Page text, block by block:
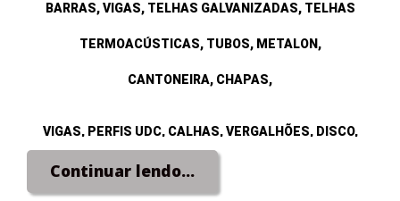
BARRAS, VIGAS, TELHAS GALVANIZADAS, TELHAS
TERMOACÚSTICAS, TUBOS, METALON,
CANTONEIRA, CHAPAS,
VIGAS, PERFIS UDC, CALHAS, VERGALHÕES, DISCO,
ELETRODO e CUMEEIRAS.
Continuar lendo...